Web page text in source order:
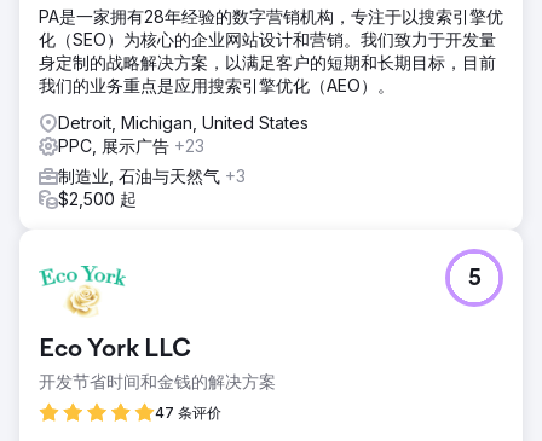
DeltaV 从零开始重建了 SEO 基础架构。我们修复了迁移过程
中出现的问题，包括重定向失效、页面丢失和索引错误，并将
多个网站整合到一个统一的架构中。我们制定了年度内容计
划，以逐年提升网站权威性。SEM 项目围绕三大支柱进行了重
组：品牌认知、使命推广和筹款。我们将自然搜索和付费搜索
的数据分析相结合，使两个渠道的效果都能持续提升。
结果
自然流量从每年 1700 万增长至 1.05 亿次访问，流量价值估计
就带来了 25% 的捐款收入，广告支出回报率 (ROAS) 高达
220%。每次转化成本从 165 美元降至 22 美元以下。SEO 和
SEM 的综合贡献占线上捐款总额的 65% 以上，使整合搜索成
为该机构最大的筹款渠道。
前往营销公司页面
PA是一家拥有28年经验的数字营销机构，专注于以搜索引擎优
化（SEO）为核心的企业网站设计和营销。我们致力于开发量
身定制的战略解决方案，以满足客户的短期和长期目标，目前
我们的业务重点是应用搜索引擎优化（AEO）。
Detroit, Michigan, United States
PPC, 展示广告 +23
制造业, 石油与天然气 +3
$2,500 起
Eco York LLC
开发节省时间和金钱的解决方案
47 条评价
5